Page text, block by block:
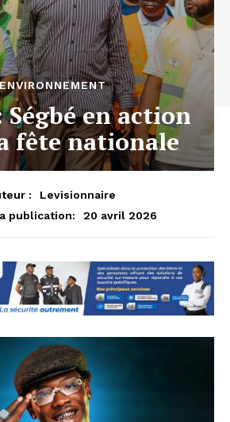
Ségbé en action
fête nationale
:
Levisionnaire
publication:
20 avril 2026